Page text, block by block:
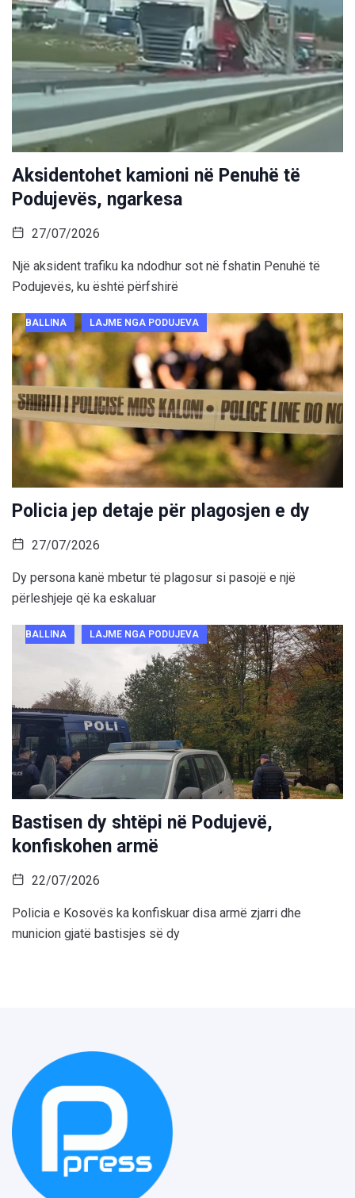
Aksidentohet kamioni në Penuhë të
Podujevës, ngarkesa
27/07/2026
Një aksident trafiku ka ndodhur sot në fshatin Penuhë të
Podujevës, ku është përfshirë
BALLINA LAJME NGA PODUJEVA
Policia jep detaje për plagosjen e dy
27/07/2026
Dy persona kanë mbetur të plagosur si pasojë e një
përleshjeje që ka eskaluar
BALLINA LAJME NGA PODUJEVA
Bastisen dy shtëpi në Podujevë,
konfiskohen armë
22/07/2026
Policia e Kosovës ka konfiskuar disa armë zjarri dhe
municion gjatë bastisjes së dy